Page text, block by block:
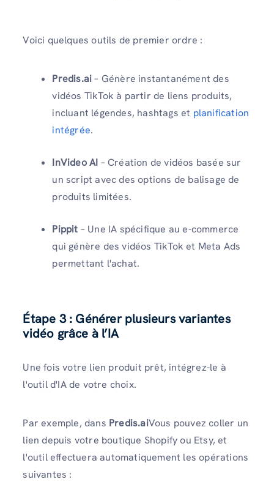
Voici quelques outils de premier ordre :
Predis.ai– Génère instantanément des
vidéos TikTok à partir de liens produits,
incluant légendes, hashtags et planification
intégrée.
InVideo AI – Création de vidéos basée sur
un script avec des options de balisage de
produits limitées.
Pippit – Une IA spécifique au e-commerce
qui génère des vidéos TikTok et Meta Ads
permettant l'achat.
Étape 3 : Générer plusieurs variantes
vidéo grâce à l’IA
Une fois votre lien produit prêt, intégrez-le à
l'outil d'IA de votre choix.
Par exemple, dans Predis.aiVous pouvez coller un
lien depuis votre boutique Shopify ou Etsy, et
l'outil effectuera automatiquement les opérations
suivantes :